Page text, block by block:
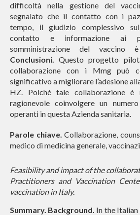
difficoltà nella gestione del
segnalato che il contatto con i
tempo, il giudizio complessivo
contatto e informazione ai
somministrazione del vaccino
Conclusioni. Questo progetto
collaborazione con i Mmg può
significativo a migliorare l’adesione
HZ. Poiché tale collaborazione
ragionevole coinvolgere un
operanti in questa Azienda sanitaria.
Parole chiave.Collaborazione,
medico di medicina generale,
Feasibility and impact of the
Practitioners and Vaccination
vaccination in Italy.
Summary. Background. In the Italian